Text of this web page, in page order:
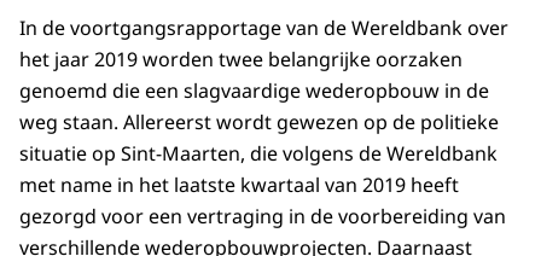
In de voortgangsrapportage van de Wereldbank over
het jaar 2019 worden twee belangrijke oorzaken
genoemd die een slagvaardige wederopbouw in de
weg staan. Allereerst wordt gewezen op de politieke
situatie op Sint-Maarten, die volgens de Wereldbank
met name in het laatste kwartaal van 2019 heeft
gezorgd voor een vertraging in de voorbereiding van
verschillende wederopbouwprojecten. Daarnaast